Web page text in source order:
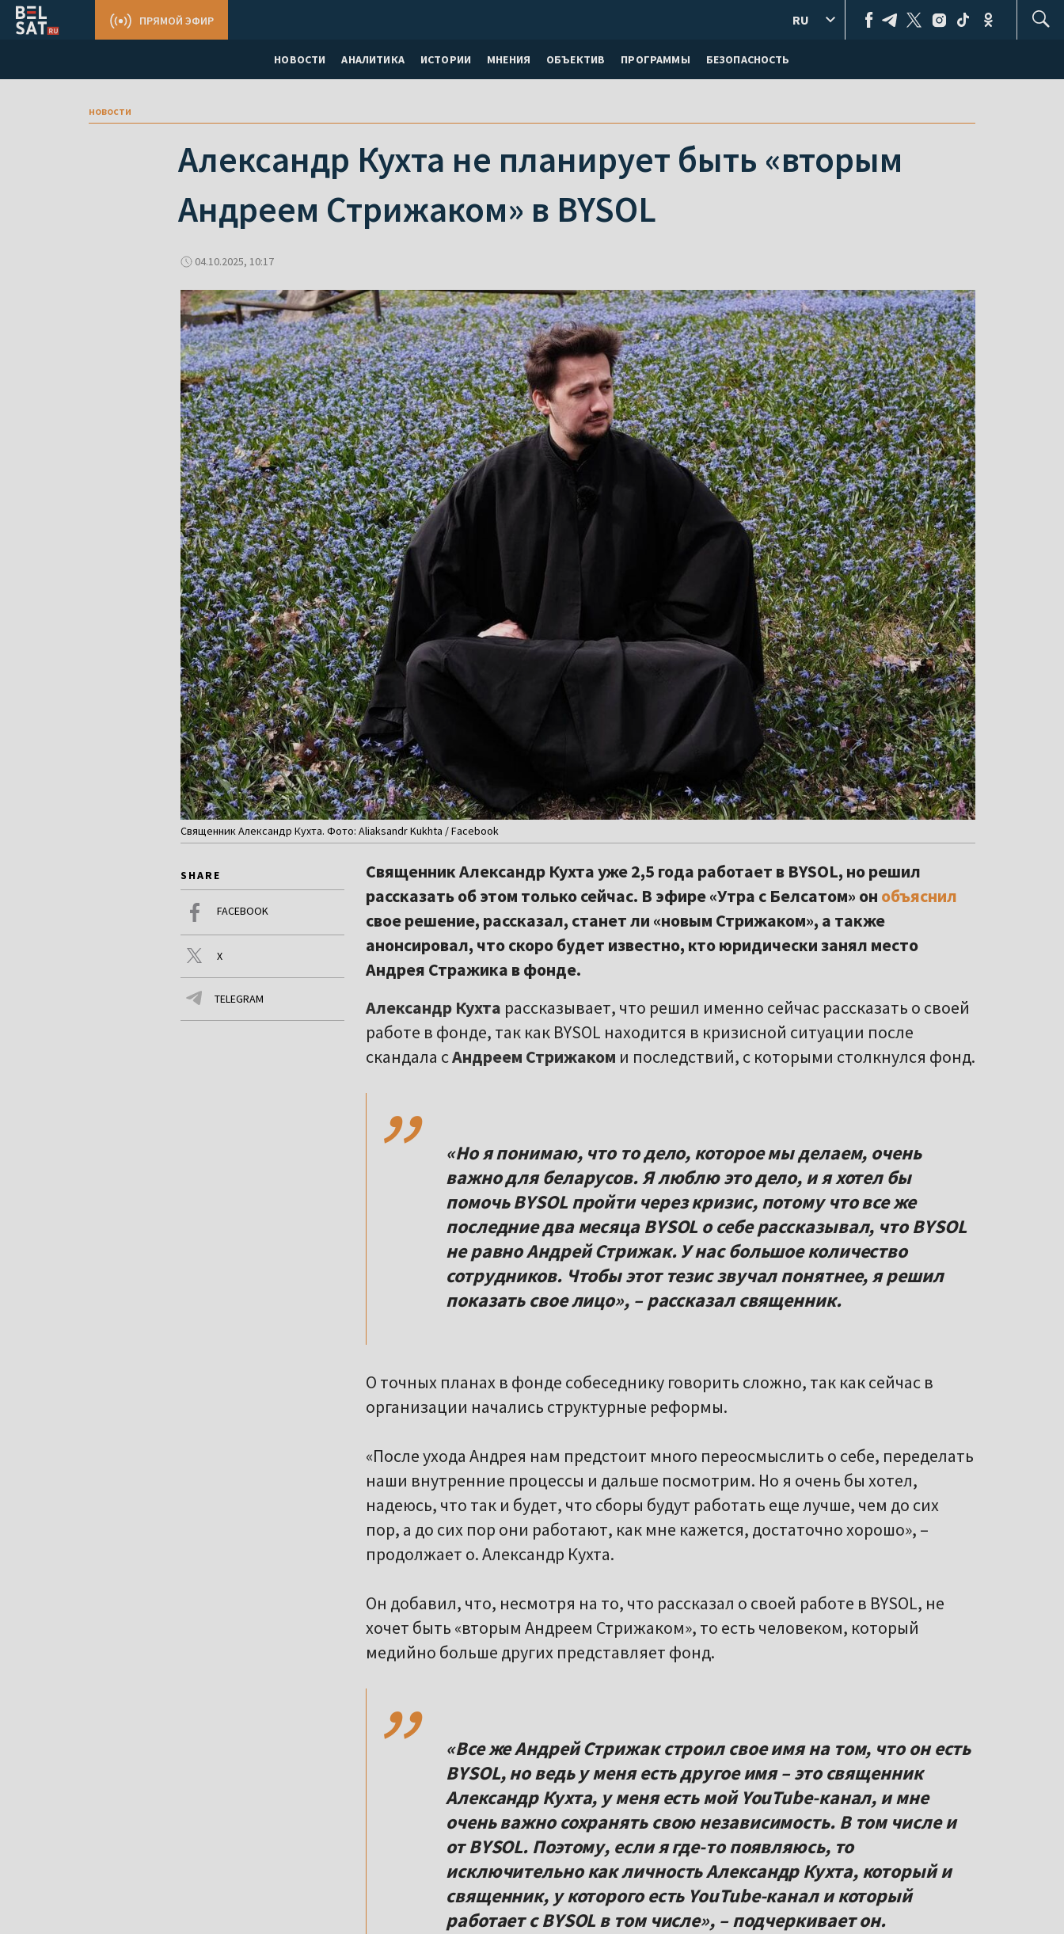
НОВОСТИ АНАЛИТИКА ИСТОРИИ МНЕНИЯ ОБЪЕКТИВ ПРОГРАММЫ БЕЗОПАСНОСТЬ
ПРЯМОЙ ЭФИР RU
новости
Александр Кухта не планирует быть «вторым
Андреем Стрижаком» в BYSOL
04.10.2025, 10:17
Священник Александр Кухта. Фото: Aliaksandr Kukhta / Facebook
SHARE
FACEBOOK
X
TELEGRAM
Священник Александр Кухта уже 2,5 года работает в BYSOL, но решил
рассказать об этом только сейчас. В эфире «Утра с Белсатом» он объяснил
свое решение, рассказал, станет ли «новым Стрижаком», а также
анонсировал, что скоро будет известно, кто юридически занял место
Андрея Стражика в фонде.
Александр Кухта рассказывает, что решил именно сейчас рассказать о своей
работе в фонде, так как BYSOL находится в кризисной ситуации после
скандала сАндреем Стрижаком и последствий, с которыми столкнулся фонд.
,,
«Но я понимаю, что то дело, которое мы делаем, очень
важно для беларусов. Я люблю это дело, и я хотел бы
помочь BYSOL пройти через кризис, потому что все же
последние два месяца BYSOL о себе рассказывал, что BYSOL
не равно Андрей Стрижак. У нас большое количество
сотрудников. Чтобы этот тезис звучал понятнее, я решил
показать свое лицо», – рассказал священник.
О точных планах в фонде собеседнику говорить сложно, так как сейчас в
организации начались структурные реформы.
«После ухода Андрея нам предстоит много переосмыслить о себе, переделать
наши внутренние процессы и дальше посмотрим. Но я очень бы хотел,
надеюсь, что так и будет, что сборы будут работать еще лучше, чем до сих
пор, а до сих пор они работают, как мне кажется, достаточно хорошо», –
продолжает о. Александр Кухта.
Он добавил, что, несмотря на то, что рассказал о своей работе в BYSOL, не
хочет быть «вторым Андреем Стрижаком», то есть человеком, который
медийно больше других представляет фонд.
,,
«Все же Андрей Стрижак строил свое имя на том, что он есть
BYSOL, но ведь у меня есть другое имя – это священник
Александр Кухта, у меня есть мой YouTube-канал, и мне
очень важно сохранять свою независимость. В том числе и
от BYSOL. Поэтому, если я где-то появляюсь, то
исключительно как личность Александр Кухта, который и
священник, у которого есть YouTube-канал и который
работает с BYSOL в том числе», – подчеркивает он.